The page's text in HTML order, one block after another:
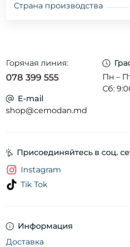
Страна производства
Горячая линия:
078 399 555
Пн –
Сб:
E-mail
shop@cemodan.md
Информация
Доставка
Присоединяйтесь в соц.
Instagram
Tik Tok